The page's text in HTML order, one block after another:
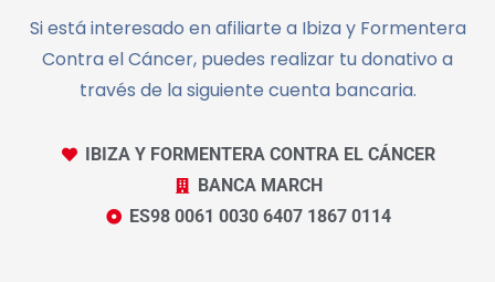
Si está interesado en afiliarte a Ibiza y Formentera
Contra el Cáncer, puedes realizar tu donativo a
través de la siguiente cuenta bancaria.
IBIZA Y FORMENTERA CONTRA EL CÁNCER
BANCA MARCH
ES98 0061 0030 6407 1867 0114